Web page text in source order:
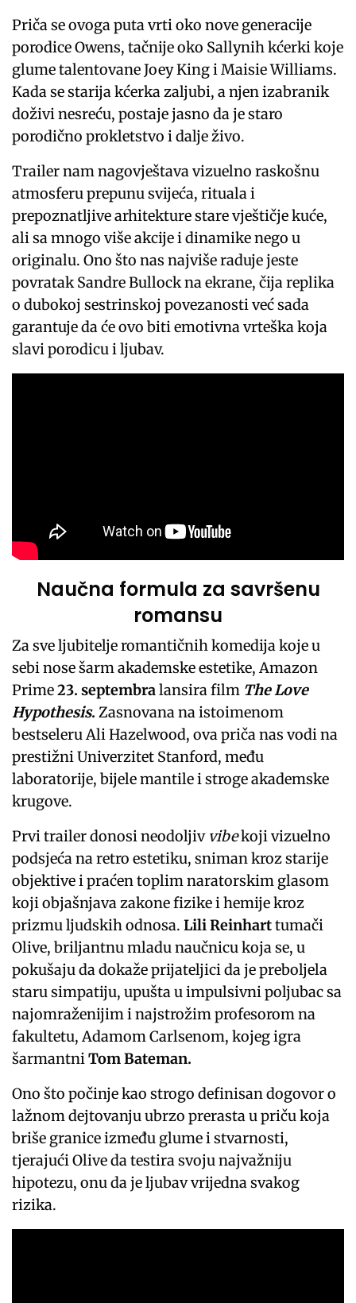
Priča se ovoga puta vrti oko nove generacije
porodice Owens, tačnije oko Sallynih kćerki koje
glume talentovane Joey King i Maisie Williams.
Kada se starija kćerka zaljubi, a njen izabranik
doživi nesreću, postaje jasno da je staro
porodično prokletstvo i dalje živo.
Trailer nam nagovještava vizuelno raskošnu
atmosferu prepunu svijeća, rituala i
prepoznatljive arhitekture stare vještičje kuće,
ali sa mnogo više akcije i dinamike nego u
originalu. Ono što nas najviše raduje jeste
povratak Sandre Bullock na ekrane, čija replika
o dubokoj sestrinskoj povezanosti već sada
garantuje da će ovo biti emotivna vrteška koja
slavi porodicu i ljubav.
Naučna formula za savršenu
romansu
Za sve ljubitelje romantičnih komedija koje u
sebi nose šarm akademske estetike, Amazon
Prime23. septembralansira film The Love
Hypothesis. Zasnovana na istoimenom
bestseleru Ali Hazelwood, ova priča nas vodi na
prestižni Univerzitet Stanford, među
laboratorije, bijele mantile i stroge akademske
krugove.
Prvi trailer donosi neodoljiv vibekoji vizuelno
podsjeća na retro estetiku, sniman kroz starije
objektive i praćen toplim naratorskim glasom
koji objašnjava zakone fizike i hemije kroz
prizmu ljudskih odnosa.Lili Reinharttumači
Olive, briljantnu mladu naučnicu koja se, u
pokušaju da dokaže prijateljici da je preboljela
staru simpatiju, upušta u impulsivni poljubac sa
najomraženijim i najstrožim profesorom na
fakultetu, Adamom Carlsenom, kojeg igra
šarmantniTom Bateman.
Ono što počinje kao strogo definisan dogovor o
lažnom dejtovanju ubrzo prerasta u priču koja
briše granice između glume i stvarnosti,
tjerajući Olive da testira svoju najvažniju
hipotezu, onu da je ljubav vrijedna svakog
rizika.